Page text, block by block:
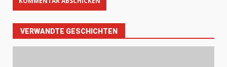
VERWANDTE GESCHICHTEN